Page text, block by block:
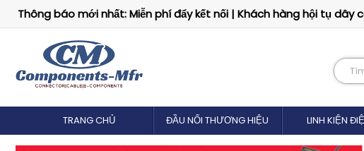
Thông báo mới nhất: Miễn phí đẩy kết nối | Khách hàng hội tụ dây
TRANG CHỦ ĐẦU NỐI THƯƠNG HIỆU LINH KIỆN